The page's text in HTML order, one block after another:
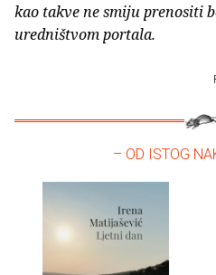
kao takve ne smiju prenositi
uredništvom portala.
– OD ISTOG